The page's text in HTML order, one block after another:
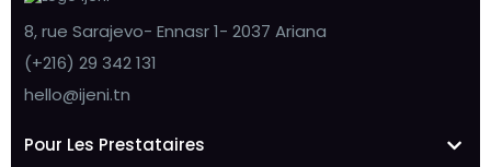
8, rue Sarajevo- Ennasr 1- 2037 Ariana
(+216) 29 342 131
hello@ijeni.tn
Pour Les Prestataires